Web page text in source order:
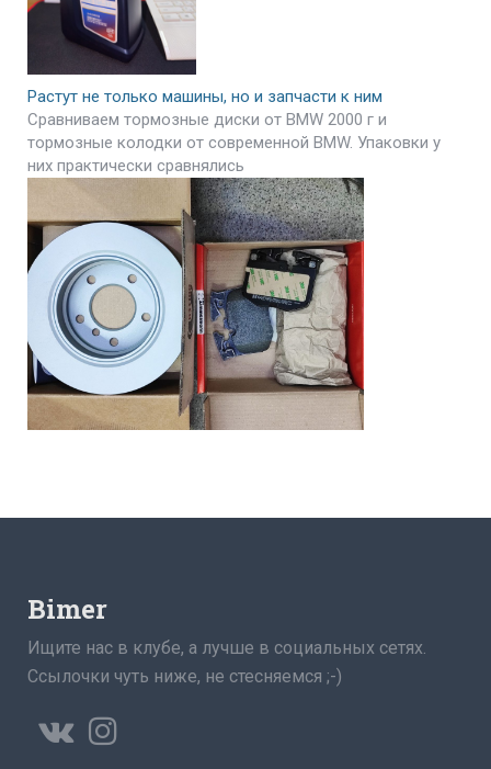
Растут не только машины, но и запчасти к ним
Сравниваем тормозные диски от BMW 2000 г и
тормозные колодки от современной BMW. Упаковки у
них практически сравнялись
Bimer
Ищите нас в клубе, а лучше в социальных сетях.
Ссылочки чуть ниже, не стесняемся ;-)